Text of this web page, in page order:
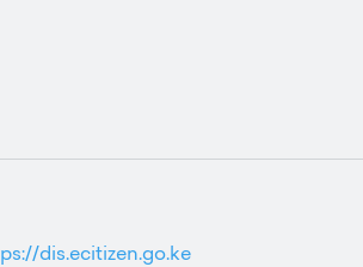
dis.ecitizen.go.ke